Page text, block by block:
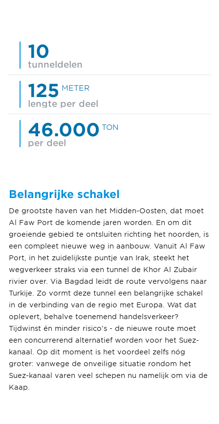
10
tunneldelen
125 METER
lengte per deel
46.000 TON
per deel
Belangrijke schakel
De grootste haven van het Midden-Oosten, dat moet
Al Faw Port de komende jaren worden. En om dit
groeiende gebied te ontsluiten richting het noorden, is
een compleet nieuwe weg in aanbouw. Vanuit Al Faw
Port, in het zuidelijkste puntje van Irak, steekt het
wegverkeer straks via een tunnel de Khor Al Zubair
rivier over. Via Bagdad leidt de route vervolgens naar
Turkije. Zo vormt deze tunnel een belangrijke schakel
in de verbinding van de regio met Europa. Wat dat
oplevert, behalve toenemend handelsverkeer?
Tijdwinst én minder risico’s - de nieuwe route moet
een concurrerend alternatief worden voor het Suez-
kanaal. Op dit moment is het voordeel zelfs nóg
groter: vanwege de onveilige situatie rondom het
Suez-kanaal varen veel schepen nu namelijk om via de
Kaap.